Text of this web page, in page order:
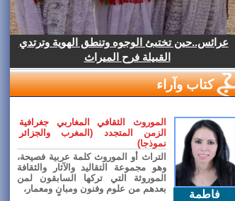
عرائس..حين تختبئ الوجوه وتنطق الهوية وترتدي
القبيلة فرح الميراث
كتاب وآراء
فاطمة
الموروث الثقافي المغاربي جغرافية
الزمن المتجدد (المغرب والجزائر
نموذجا)
التراث أو الموروث كلمة عربية فصيحة،
وهو مجموعة التقاليد والآثار والثقافة
الموروثة التي تركها السابقون لمن
بعدهم من علوم وفنون ومبانٍ ومعمار،